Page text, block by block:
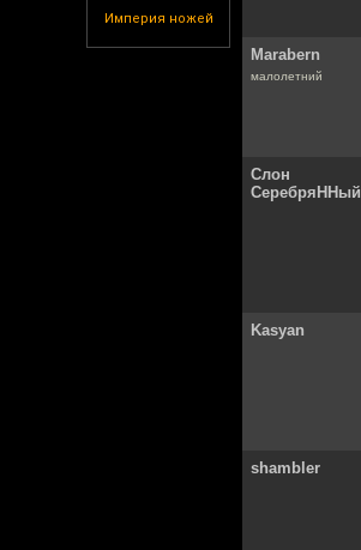
Империя ножей
Marabern
малолетний
Слон
СеребряННый
Kasyan
shambler